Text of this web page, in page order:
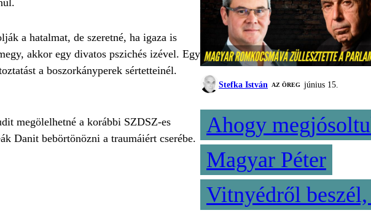
a hatalmat, de szeretné, ha igaza is
akkor egy divatos pszichés izével. Egy
a boszorkányperek sértetteinél.
megölelhetné a korábbi SZDSZ-es
Danit bebörtönözni a traumáiért cserébe.
Stefka István AZ ÖREG június 15.
Ahogy
Magyar Péter
Vitnyédről beszél,